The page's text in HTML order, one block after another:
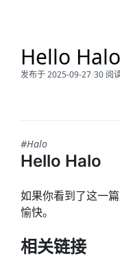
Hello Halo
发布于 2025-09-27/30 阅
#Halo
Hello Halo
如果你看到了这一
愉快。
相关链接